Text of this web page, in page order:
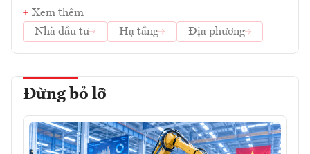
Xem thêm
Nhà đầu tư
Hạ tầng Địa phương
Đừng bỏ lỡ